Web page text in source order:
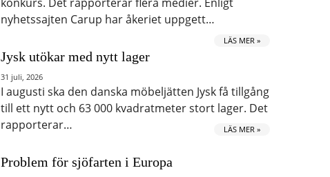
nyhetssajten Carup har åkeriet uppgett…
LÄS MER »
Jysk utökar med nytt lager
31 juli, 2026
I augusti ska den danska möbeljätten Jysk få tillgång
till ett nytt och 63 000 kvadratmeter stort lager. Det
rapporterar…
LÄS MER »
Problem för sjöfarten i Europa